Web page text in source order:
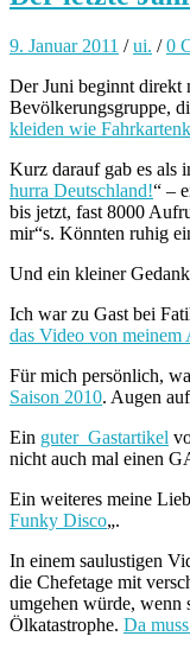
9. Januar 2011 /ui. /0
Der Juni beginnt direkt
Bevölkerungsgruppe,
kleiden wie
Kurz darauf gab es als
hurra Deutschland!“ –
bis jetzt, fast 8000
mir“s. Könnten ruhig
Und ein kleiner
Ich war zu Gast bei
das Video von meinem
Für mich persönlich,
Saison 2010. Augen
Ein guter Gastartikel
nicht auch mal einen
Ein weiteres meine
Funky Disco„.
In einem saulustigen
die Chefetage mit
umgehen würde, wenn
Ölkatastrophe. Da